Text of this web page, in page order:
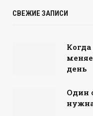
СВЕЖИЕ ЗАПИСИ
Когда
день
Один